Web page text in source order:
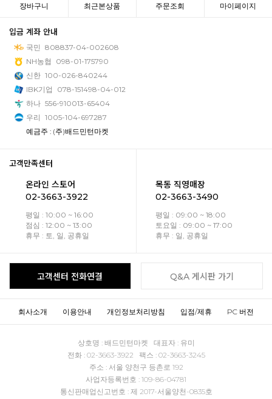
장바구니 최근본상품 주문조회 마이페이지
입금 계좌 안내
국민 808837-04-002608
NH농협
098-01-175790
신한 100-026-840244
IBK기업
078-151498-04-012
하나 556-910013-65404
우리 1005-104-697287
예금주 : (주)배드민턴마켓
고객만족센터
온라인 스토어
02-3663-3922
평일 : 10:00 ~ 16:00
점심 : 12:00 ~ 13:00
휴무 : 토, 일, 공휴일
목동 직영매장
02-3663-3490
평일 : 09:00 ~ 18:00
토요일 : 09:00 ~ 17:00
휴무 : 일, 공휴일
고객센터 전화연결 Q&A 게시판 가기
회사소개 이용안내 개인정보처리방침 입점/제휴 PC 버전
상호명 : 배드민턴마켓 대표자 : 유미
전화 : 02-3663-3922 팩스 : 02-3663-3245
주소 : 서울 양천구 등촌로 192
사업자등록번호 : 109-86-04781
통신판매업신고번호 : 제 2017-서울양천-0835호